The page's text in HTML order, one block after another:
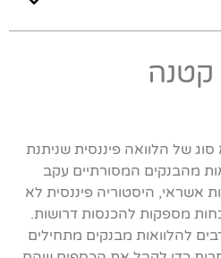
קטנה
של הלוואה פיננסית שניתנת
מהבנקים המסורתיים עקב
אשראי, היסטוריה פיננסית לא
מספקות להכנסות דרושות.
להלוואות מבנקים מתחילים